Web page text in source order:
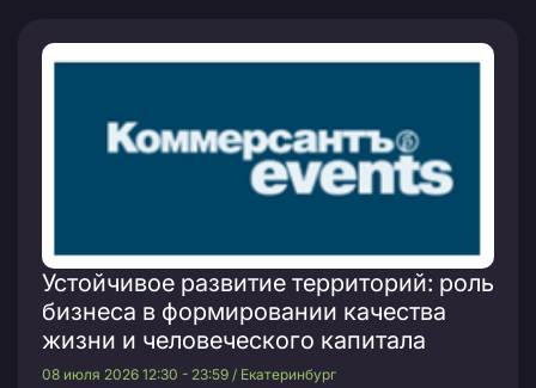
Устойчивое развитие территорий: роль
бизнеса в формировании качества
жизни и человеческого капитала
08 июля 2026 12:30 - 23:59 / Екатеринбург